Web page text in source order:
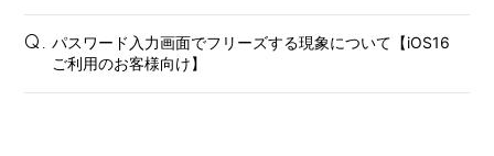
from. HAEIN
Q. パスワード入力画面でフリーズする現象について【iOS16
ご利用のお客様向け】